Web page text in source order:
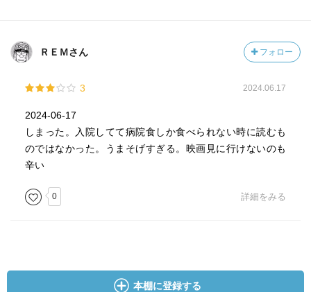
ＲＥＭさん フォロー
3 2024.06.17
2024-06-17
しまった。入院してて病院食しか食べられない時に読むも
のではなかった。うまそげすぎる。映画見に行けないのも
辛い
0 詳細をみる
本棚に登録する